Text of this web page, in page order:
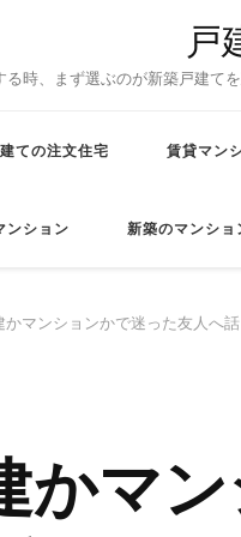
戸
る時、まず選ぶのが新築戸建て
ての注文住宅 賃貸マン
ンション 新築のマンショ
かマンションかで迷った友人へ
かマ